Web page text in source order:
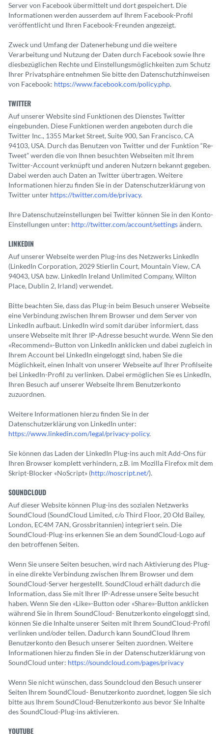
Server von Facebook übermittelt und dort gespeichert. Die
Informationen werden ausserdem auf Ihrem Facebook-Profil
veröffentlicht und Ihren Facebook-Freunden angezeigt.
Zweck und Umfang der Datenerhebung und die weitere
Verarbeitung und Nutzung der Daten durch Facebook sowie Ihre
diesbezüglichen Rechte und Einstellungsmöglichkeiten zum Schutz
Ihrer Privatsphäre entnehmen Sie bitte den Datenschutzhinweisen
von Facebook: https://www.facebook.com/policy.php.
TWITTER
Auf unserer Website sind Funktionen des Dienstes Twitter
eingebunden. Diese Funktionen werden angeboten durch die
Twitter Inc., 1355 Market Street, Suite 900, San Francisco, CA
94103, USA. Durch das Benutzen von Twitter und der Funktion “Re-
Tweet” werden die von Ihnen besuchten Webseiten mit Ihrem
Twitter-Account verknüpft und anderen Nutzern bekannt gegeben.
Dabei werden auch Daten an Twitter übertragen. Weitere
Informationen hierzu finden Sie in der Datenschutzerklärung von
Twitter unter https://twitter.com/de/privacy.
Ihre Datenschutzeinstellungen bei Twitter können Sie in den Konto-
Einstellungen unter: http://twitter.com/account/settingsändern.
LINKEDIN
Auf unserer Webseite werden Plug-ins des Netzwerks LinkedIn
(LinkedIn Corporation, 2029 Stierlin Court, Mountain View, CA
94043, USA bzw. LinkedIn Ireland Unlimited Company, Wilton
Place, Dublin 2, Irland) verwendet.
Bitte beachten Sie, dass das Plug-in beim Besuch unserer Webseite
eine Verbindung zwischen Ihrem Browser und dem Server von
LinkedIn aufbaut. LinkedIn wird somit darüber informiert, dass
unsere Webseite mit Ihrer IP-Adresse besucht wurde. Wenn Sie den
«Recommend»-Button von LinkedIn anklicken und dabei zugleich in
Ihrem Account bei LinkedIn eingeloggt sind, haben Sie die
Möglichkeit, einen Inhalt von unserer Webseite auf Ihrer Profilseite
bei LinkedIn-Profil zu verlinken. Dabei ermöglichen Sie es LinkedIn,
Ihren Besuch auf unserer Webseite Ihrem Benutzerkonto
zuzuordnen.
Weitere Informationen hierzu finden Sie in der
Datenschutzerklärung von LinkedIn unter:
https://www.linkedin.com/legal/privacy-policy.
Sie können das Laden der LinkedIn Plug-ins auch mit Add-Ons für
Ihren Browser komplett verhindern, z.B. im Mozilla Firefox mit dem
Skript-Blocker «NoScript» (http://noscript.net/).
SOUNDCLOUD
Auf dieser Website können Plug-ins des sozialen Netzwerks
SoundCloud (SoundCloud Limited, c/o Third Floor, 20 Old Bailey,
London, EC4M 7AN, Grossbritannien) integriert sein. Die
SoundCloud-Plug-ins erkennen Sie an dem SoundCloud-Logo auf
den betroffenen Seiten.
Wenn Sie unsere Seiten besuchen, wird nach Aktivierung des Plug-
in eine direkte Verbindung zwischen Ihrem Browser und dem
SoundCloud-Server hergestellt. SoundCloud erhält dadurch die
Information, dass Sie mit Ihrer IP-Adresse unsere Seite besucht
haben. Wenn Sie den «Like»-Button oder «Share»-Button anklicken
während Sie in Ihrem SoundCloud- Benutzerkonto eingeloggt sind,
können Sie die Inhalte unserer Seiten mit Ihrem SoundCloud-Profil
verlinken und/oder teilen. Dadurch kann SoundCloud Ihrem
Benutzerkonto den Besuch unserer Seiten zuordnen. Weitere
Informationen hierzu finden Sie in der Datenschutzerklärung von
SoundCloud unter: https://soundcloud.com/pages/privacy
Wenn Sie nicht wünschen, dass Soundcloud den Besuch unserer
Seiten Ihrem SoundCloud- Benutzerkonto zuordnet, loggen Sie sich
bitte aus Ihrem SoundCloud-Benutzerkonto aus bevor Sie Inhalte
des SoundCloud-Plug-ins aktivieren.
YOUTUBE